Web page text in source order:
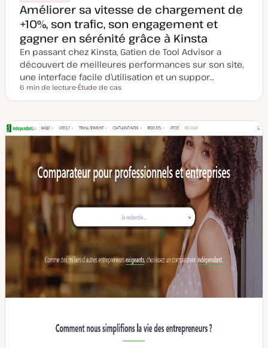
Améliorer sa vitesse de chargement de
+10%, son trafic, son engagement et
gagner en sérénité grâce à Kinsta
En passant chez Kinsta, Gatien de Tool Advisor a
découvert de meilleures performances sur son site,
une interface facile d’utilisation et un suppor…
Temps de lecture
6 min de lecture
y
e
d
e
i
c
i
Étude de cas